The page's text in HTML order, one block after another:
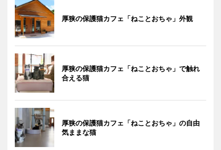
厚狭の保護猫カフェ「ねことおちゃ」外観
厚狭の保護猫カフェ「ねことおちゃ」で触れ
合える猫
厚狭の保護猫カフェ「ねことおちゃ」の自由
気ままな猫